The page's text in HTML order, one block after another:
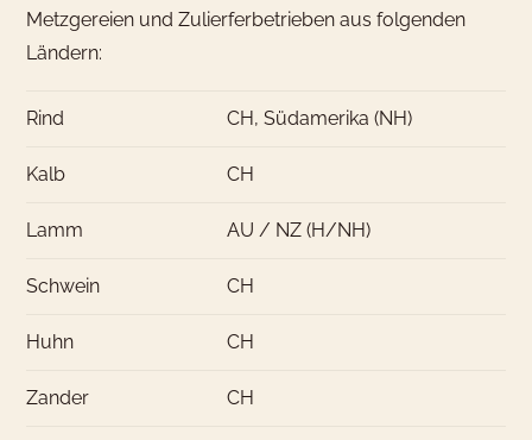
Metzgereien und Zulierferbetrieben aus folgenden
Ländern:
Rind CH, Südamerika (NH)
Kalb CH
Lamm AU / NZ (H/NH)
Schwein CH
Huhn CH
Zander CH